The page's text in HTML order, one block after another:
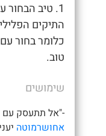
1. טיב
התיקים
כלומר בחור
טוב.
שימושים
-"אל תתעסק עם
אחושרמוטה